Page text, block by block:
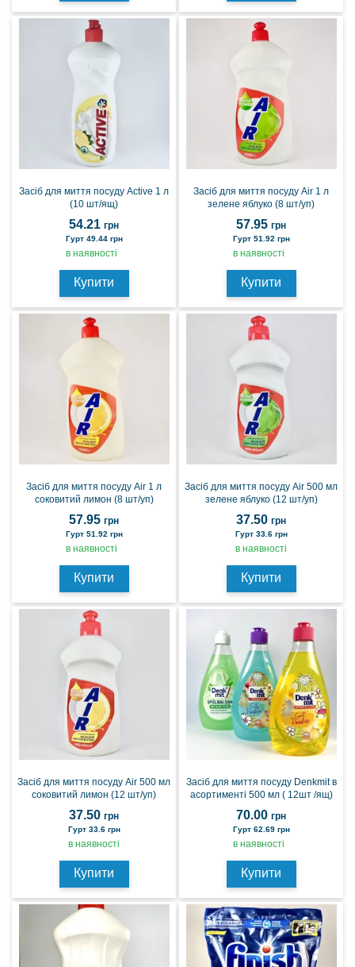
Засіб для миття посуду Active 1 л
(10 шт/ящ)
54.21 грн
Гурт 49.44 грн
в наявності
Купити
Засіб для миття посуду Air 1 л
зелене яблуко (8 шт/уп)
57.95 грн
Гурт 51.92 грн
в наявності
Купити
Засіб для миття посуду Air 1 л
соковитий лимон (8 шт/уп)
57.95 грн
Гурт 51.92 грн
в наявності
Купити
Засіб для миття посуду Air 500 мл
зелене яблуко (12 шт/уп)
37.50 грн
Гурт 33.6 грн
в наявності
Купити
Засіб для миття посуду Air 500 мл
соковитий лимон (12 шт/уп)
37.50 грн
Гурт 33.6 грн
в наявності
Купити
Засіб для миття посуду Denkmit в
асортименті 500 мл ( 12шт /ящ)
70.00 грн
Гурт 62.69 грн
в наявності
Купити